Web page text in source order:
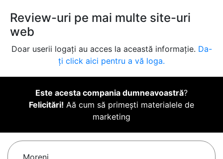
Review-uri pe mai multe site-uri
web
Doar userii logați au acces la această informație. Da-
ți click aici pentru a vă loga.
Este acesta compania dumneavoastră?
Felicitări! Aă cum să primești materialele de
marketing